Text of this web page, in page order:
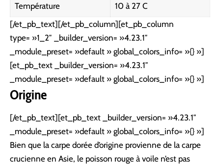
Température
10 à 27 C
[/et_pb_text][/et_pb_column][et_pb_column
type= »1_2″ _builder_version= »4.23.1″
_module_preset= »default » global_colors_info= »{} »]
[et_pb_text _builder_version= »4.23.1″
_module_preset= »default » global_colors_info= »{} »]
Origine
[/et_pb_text][et_pb_text _builder_version= »4.23.1″
_module_preset= »default » global_colors_info= »{} »]
Bien que la carpe dorée d’origine provienne de la carpe
crucienne en Asie, le poisson rouge à voile n’est pas